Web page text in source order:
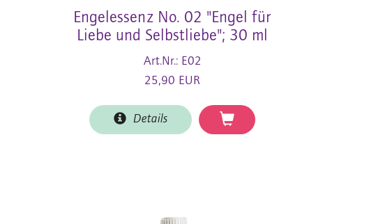
Engelessenz No. 02 "Engel für
Liebe und Selbstliebe"; 30 ml
Art.Nr.: E02
25,90 EUR
Details